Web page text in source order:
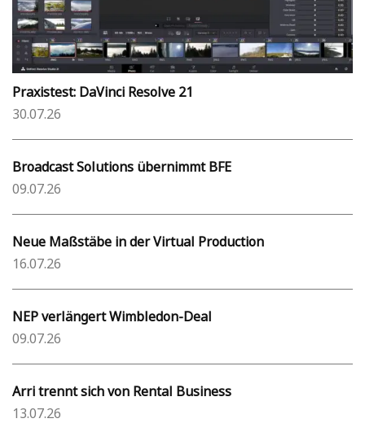
Praxistest: DaVinci Resolve 21
30.07.26
Broadcast Solutions übernimmt BFE
09.07.26
Neue Maßstäbe in der Virtual Production
16.07.26
NEP verlängert Wimbledon-Deal
09.07.26
Arri trennt sich von Rental Business
13.07.26